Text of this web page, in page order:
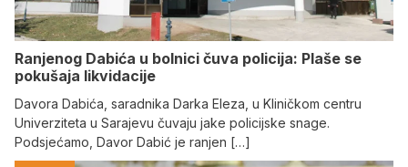
Ranjenog Dabića u bolnici čuva policija: Plaše se
pokušaja likvidacije
Davora Dabića, saradnika Darka Eleza, u Kliničkom centru
Univerziteta u Sarajevu čuvaju jake policijske snage.
Podsjećamo, Davor Dabić je ranjen […]